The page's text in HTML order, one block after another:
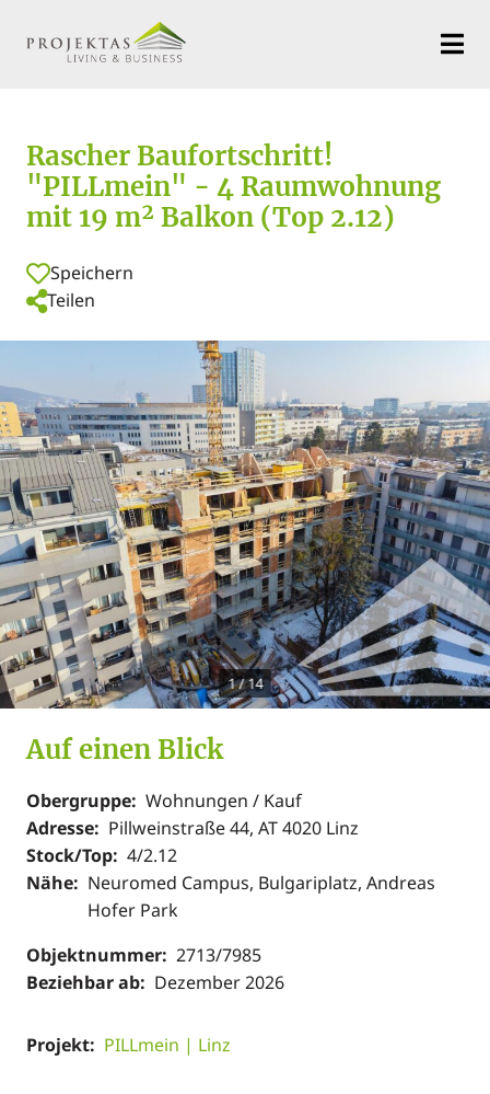
Rascher Baufortschritt!
"PILLmein" - 4 Raumwohnung
mit 19 m² Balkon (Top 2.12)
Speichern
Teilen
1/14
Auf einen Blick
Obergruppe: Wohnungen / Kauf
Adresse: Pillweinstraße 44, AT 4020 Linz
Stock/Top: 4/2.12
Nähe: Neuromed Campus, Bulgariplatz, Andreas
Hofer Park
Objektnummer: 2713/7985
Beziehbar ab: Dezember 2026
Projekt: PILLmein | Linz